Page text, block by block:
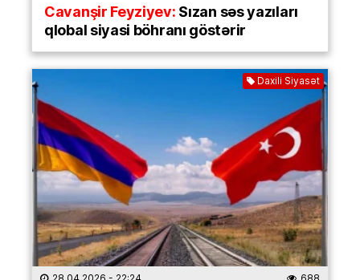
Cavanşir Feyziyev:Sızan səs yazıları
qlobal siyasi böhranı göstərir
Daxili Siyasət